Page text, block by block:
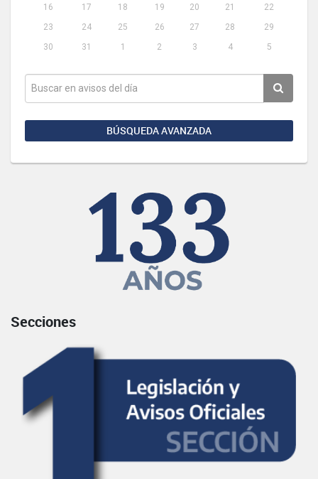
16
17 18 19 20 21
22
23
24 25 26 27 28
29
30
31 1 2 3 4 5
BÚSQUEDA AVANZADA
Secciones